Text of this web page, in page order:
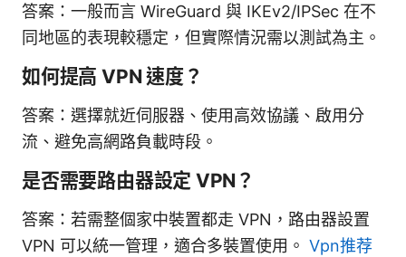
答案：一般而言 WireGuard 與 IKEv2/IPSec 在不
同地區的表現較穩定，但實際情況需以測試為主。
如何提高 VPN 速度？
答案：選擇就近伺服器、使用高效協議、啟用分
流、避免高網路負載時段。
是否需要路由器設定 VPN？
答案：若需整個家中裝置都走 VPN，路由器設置
VPN 可以統一管理，適合多裝置使用。 Vpn推荐